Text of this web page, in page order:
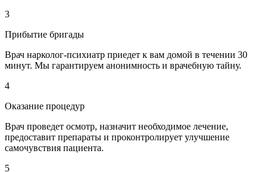
3
Прибытие бригады
Врач нарколог-психиатр приедет к вам домой в течении 30
минут. Мы гарантируем анонимность и врачебную тайну.
4
Оказание процедур
Врач проведет осмотр, назначит необходимое лечение,
предоставит препараты и проконтролирует улучшение
самочувствия пациента.
5